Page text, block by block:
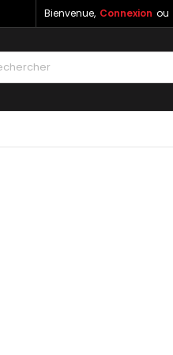
Bienvenue, Connexion ou